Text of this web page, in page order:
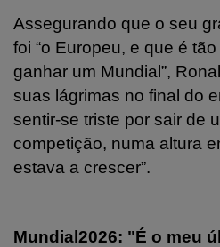
Assegurando que o seu
foi “o Europeu, e que é
ganhar um Mundial”,
suas lágrimas no final do
sentir-se triste por sair de
competição, numa altura
estava a crescer”.
Mundial2026: "É o meu